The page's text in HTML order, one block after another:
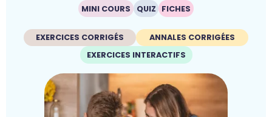
MINI COURS QUIZ FICHES
EXERCICES CORRIGÉS
ANNALES CORRIGÉES
EXERCICES INTERACTIFS